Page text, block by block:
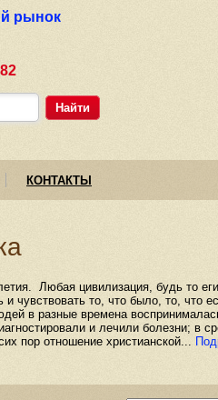
рынок
Найти
КОНТАКТЫ
Любая цивилизация, будь то
то, что было, то, что
в разные времена
и лечили болезни; в
пор отношение христианской...